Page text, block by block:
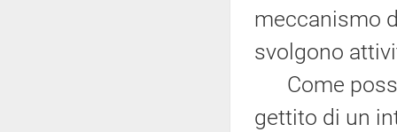
meccanismo
svolgono
Come
gettito di un